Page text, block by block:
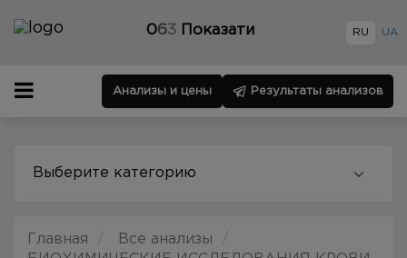
063 Показати RU UA
Анализы и цены Результаты анализов
Выберите категорию
Главная
Все анализы